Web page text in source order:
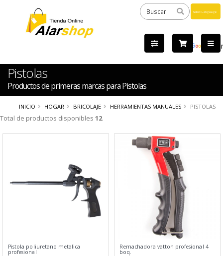
by
Pistolas
Productos de primeras marcas para Pistolas
INICIO HOGAR BRICOLAJE HERRAMIENTAS MANUALES PISTOLAS
Total de productos disponibles 12
Pistola poliuretano metalica
profesional
Remachadora vatton profesional 4
boq.